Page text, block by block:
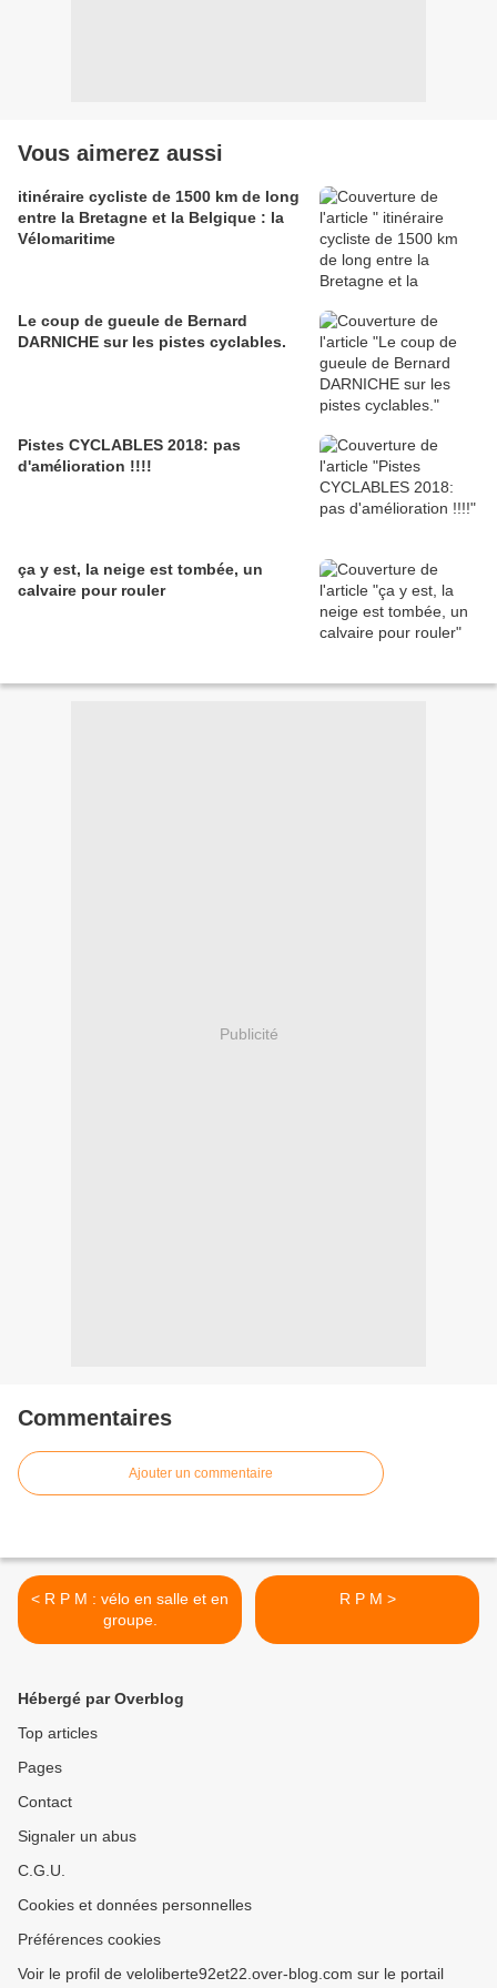
Vous aimerez aussi
itinéraire cycliste de 1500 km de long
entre la Bretagne et la Belgique : la
Vélomaritime
Le coup de gueule de Bernard
DARNICHE sur les pistes cyclables.
Pistes CYCLABLES 2018: pas
d'amélioration !!!!
ça y est, la neige est tombée, un
calvaire pour rouler
Publicité
Commentaires
Ajouter un commentaire
< R P M : vélo en salle et en
groupe.
R P M >
Hébergé par Overblog
Top articles
Pages
Contact
Signaler un abus
C.G.U.
Cookies et données personnelles
Préférences cookies
Voir le profil de veloliberte92et22.over-blog.com sur le portail